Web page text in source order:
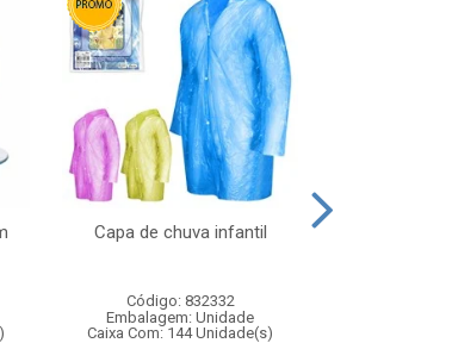
Capa de chuva infantil
Código: 832332
Embalagem: Unidade
Caixa Com: 144 Unidade(s)